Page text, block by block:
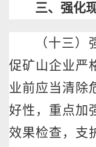
三、强化
（十三
促矿山企业严
业前应当清除
好性，重点加
效果检查，支